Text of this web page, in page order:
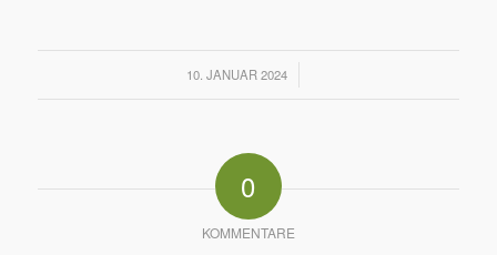
10. JANUAR 2024
/
0
KOMMENTARE